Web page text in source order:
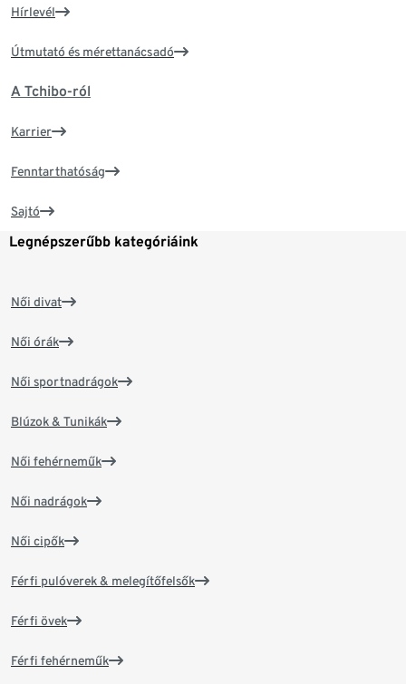
Hírlevél
Útmutató és mérettanácsadó
A Tchibo-ról
Karrier
Fenntarthatóság
Sajtó
Legnépszerűbb kategóriáink
Női divat
Női órák
Női sportnadrágok
Blúzok & Tunikák
Női fehérneműk
Női nadrágok
Női cipők
Férfi pulóverek & melegítőfelsők
Férfi övek
Férfi fehérneműk